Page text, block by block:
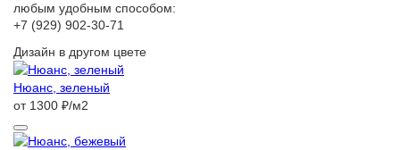
любым удобным способом:
+7 (929) 902-30-71
Дизайн в другом цвете
Нюанс, зеленый
от 1300 ₽/м2